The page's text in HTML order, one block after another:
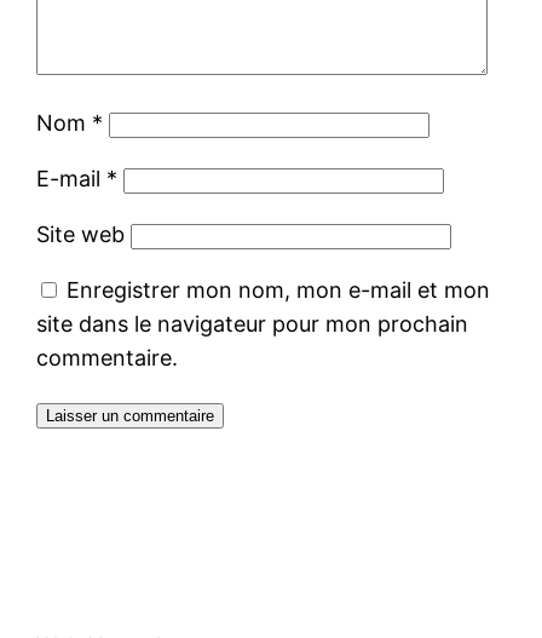
Nom *
E-mail *
Site web
Enregistrer mon nom, mon e-mail et mon
site dans le navigateur pour mon prochain
commentaire.